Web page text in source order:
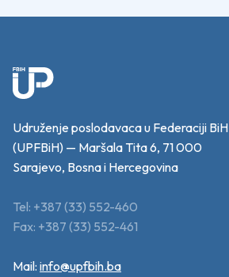
Udruženje poslodavaca u Federaciji BiH
(UPFBiH) — Maršala Tita 6, 71 000
Sarajevo, Bosna i Hercegovina
Tel: +387 (33) 552-460
Fax: +387 (33) 552-461
Mail: info@upfbih.ba